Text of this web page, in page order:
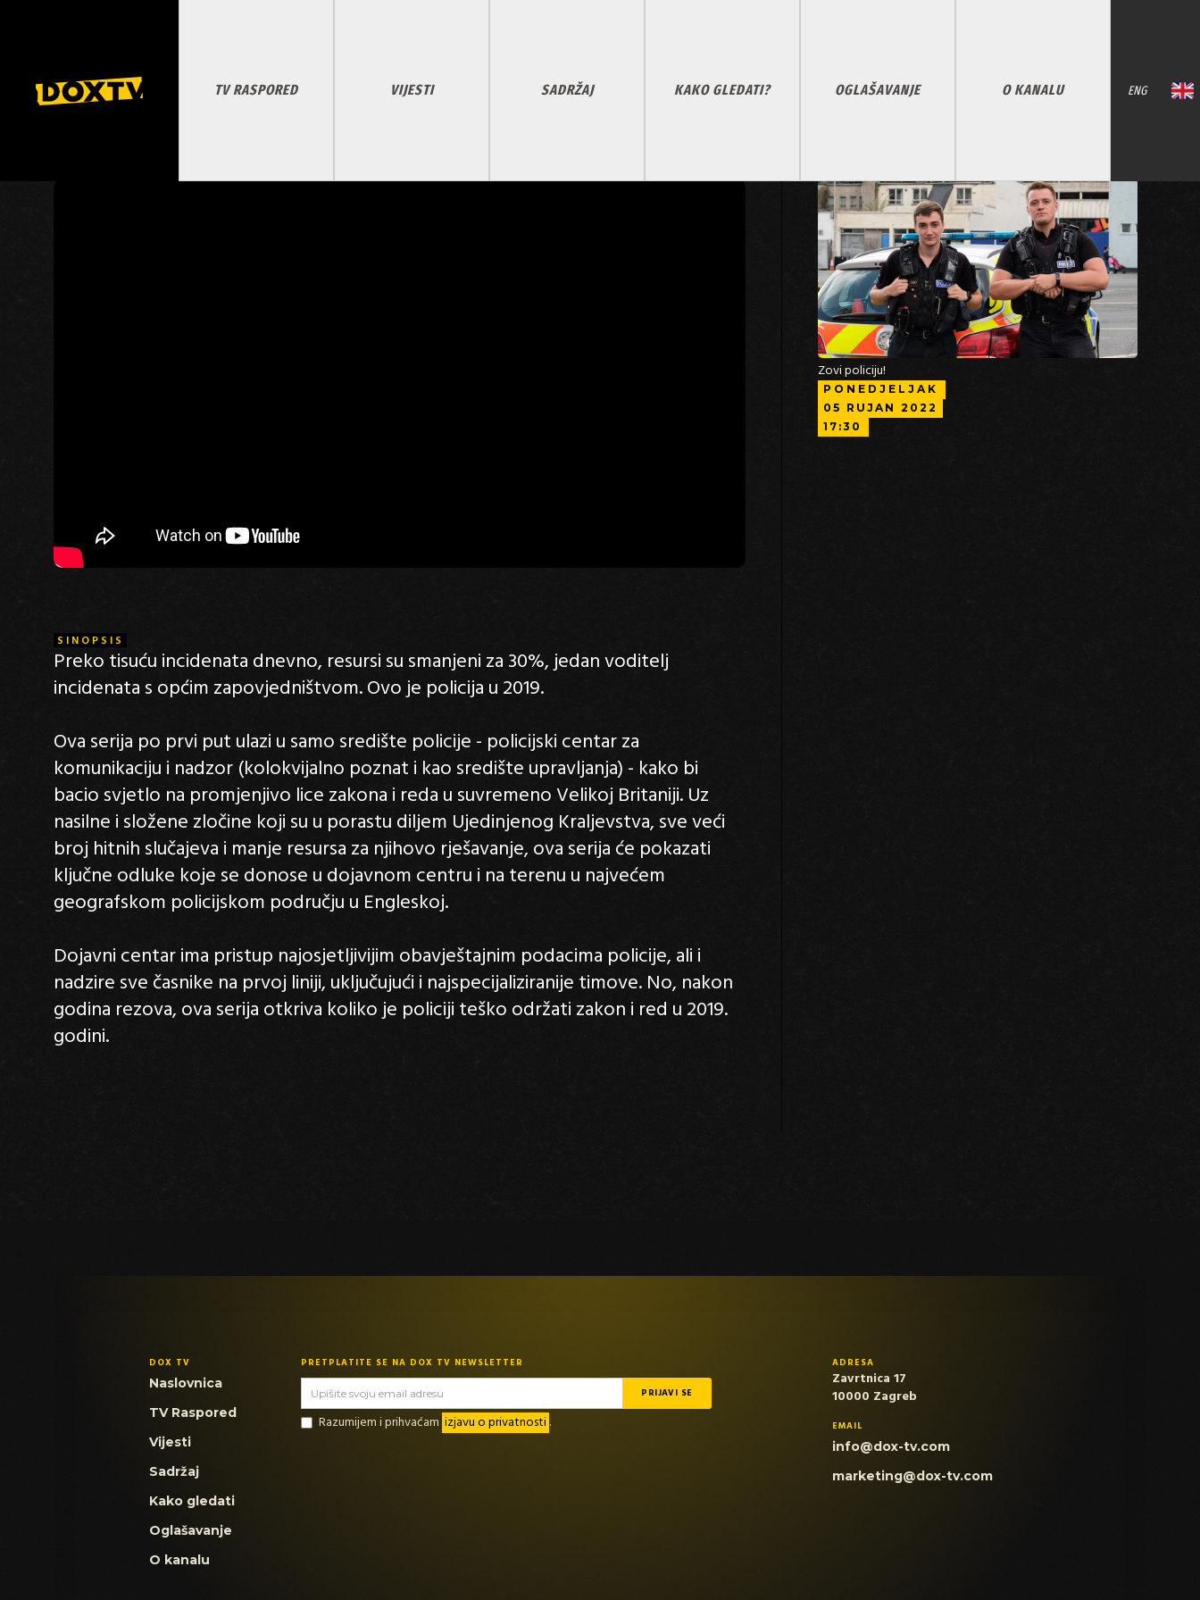
TV RASPORED VIJESTI SADRŽAJ KAKO GLEDATI? OGLAŠAVANJE O KANALU ENG
SINOPSIS
Preko tisuću incidenata dnevno, resursi su smanjeni za 30%, jedan voditelj
incidenata s općim zapovjedništvom. Ovo je policija u 2019.
Ova serija po prvi put ulazi u samo središte policije - policijski centar za
komunikaciju i nadzor (kolokvijalno poznat i kao središte upravljanja) - kako bi
bacio svjetlo na promjenjivo lice zakona i reda u suvremeno Velikoj Britaniji. Uz
nasilne i složene zločine koji su u porastu diljem Ujedinjenog Kraljevstva, sve veći
broj hitnih slučajeva i manje resursa za njihovo rješavanje, ova serija će pokazati
ključne odluke koje se donose u dojavnom centru i na terenu u najvećem
geografskom policijskom području u Engleskoj.
Dojavni centar ima pristup najosjetljivijim obavještajnim podacima policije, ali i
nadzire sve časnike na prvoj liniji, uključujući i najspecijaliziranije timove. No, nakon
godina rezova, ova serija otkriva koliko je policiji teško održati zakon i red u 2019.
godini.
Zovi policiju!
PONEDJELJAK
05 RUJAN 2022
17:30
DOX TV
Naslovnica
TV Raspored
Vijesti
Sadržaj
Kako gledati
Oglašavanje
O kanalu
PRETPLATITE SE NA DOX TV NEWSLETTER
Razumijem i prihvaćam izjavu o privatnosti.
ADRESA
Zavrtnica 17
10000 Zagreb
EMAIL
info@dox-tv.com
marketing@dox-tv.com